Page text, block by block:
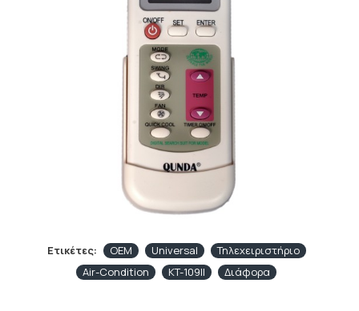
Ετικέτες: OEM Universal
Τηλεχειριστήριο
Air-Condition
KT-109II Διάφορα